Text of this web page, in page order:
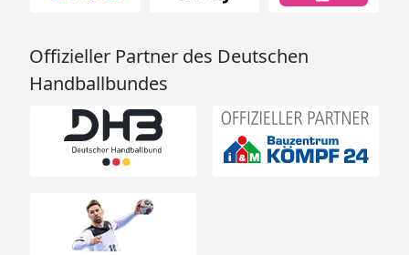
Offizieller Partner des Deutschen
Handballbundes